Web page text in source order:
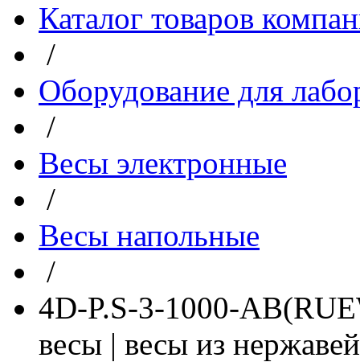
Каталог товаров
/
Оборудование для
/
Весы электронные
/
Весы напольные
/
4D-P.S-3-1000-
весы | весы из